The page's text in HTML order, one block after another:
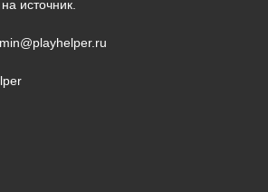
источник.